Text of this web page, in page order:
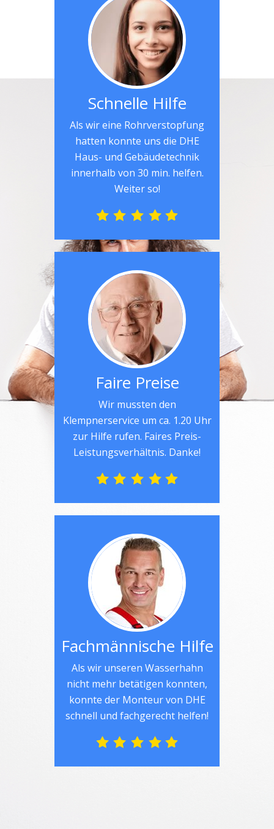
Schnelle Hilfe
Als wir eine Rohrverstopfung
hatten konnte uns die DHE
Haus- und Gebäudetechnik
innerhalb von 30 min. helfen.
Weiter so!
Faire Preise
Wir mussten den
Klempnerservice um ca. 1.20 Uhr
zur Hilfe rufen. Faires Preis-
Leistungsverhältnis. Danke!
Fachmännische Hilfe
Als wir unseren Wasserhahn
nicht mehr betätigen konnten,
konnte der Monteur von DHE
schnell und fachgerecht helfen!